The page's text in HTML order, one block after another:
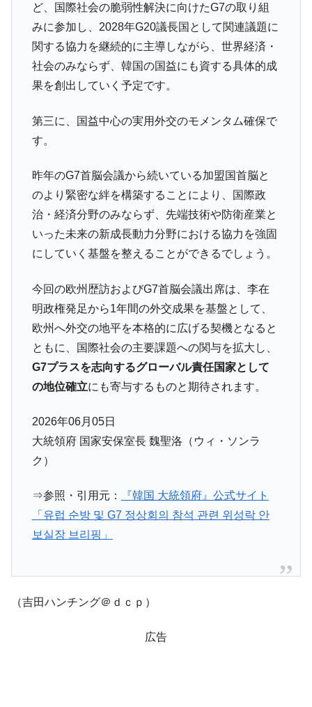
ど、国際社会の脆弱性解決に向けたG7の取り組
みに参加し、2028年G20議長国として関連議題に
関する協力を継続的に主導しながら、世界経済・
社会のみならず、韓国の国益にも資する具体的成
果を創出していく予定です。
第三に、国益中心の実用外交のモメンタム確保で
す。
昨年のG7首脳会議から続いている加盟国首脳と
のより緊密な絆を構築することにより、国際政
治・経済分野のみならず、先端技術や防衛産業と
いった未来の新成長動力分野における協力を強固
にしていく基盤を整えることができるでしょう。
今回の欧州歴訪およびG7首脳会議出席は、李在
明政権発足から1年間の外交成果を基盤として、
欧州へ外交の地平を本格的に広げる契機となると
ともに、国際社会の主要課題への関与を拡大し、
G7プラスを志向するグローバル責任国家として
の地位確立にも寄与するものと期待されます。
2026年06月05日
大統領府 国家安保室長 魏聖洛（ウィ・ソンラ
ク）
⇒参照・引用元：
『韓国 大統領府』公式サイト
「유럽 순방 및 G7 정상회의 참석 관련 위성락 안
보실장 브리핑」
（吉田ハンチング＠ｄｃｐ）
広告